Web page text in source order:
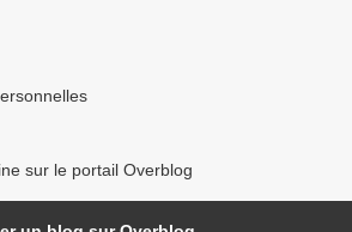
sur le portail Overblog